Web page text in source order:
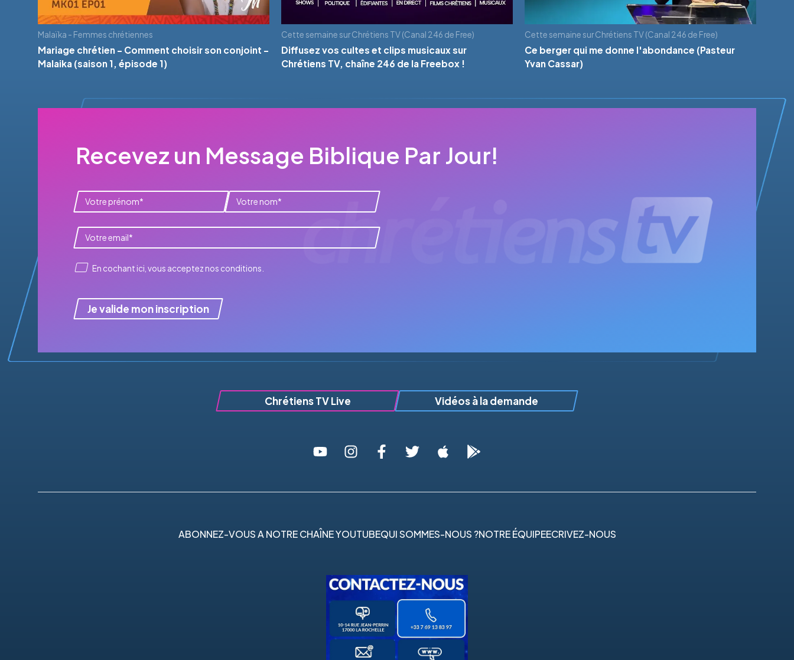
Malaïka - Femmes chrétiennes
Mariage chrétien - Comment choisir son conjoint -
Malaika (saison 1, épisode 1)
Cette semaine sur Chrétiens TV (Canal 246 de Free)
Diffusez vos cultes et clips musicaux sur
Chrétiens TV, chaîne 246 de la Freebox !
Cette semaine sur Chrétiens TV (Canal 246 de Free)
Ce berger qui me donne l'abondance (Pasteur
Yvan Cassar)
Recevez un Message Biblique Par Jour!
En cochant ici, vous acceptez nos conditions
Je valide mon inscription
Chrétiens TV Live Vidéos à la demande
ABONNEZ-VOUS A NOTRE CHAÎNE YOUTUBEQUI SOMMES-NOUS ?NOTRE ÉQUIPEECRIVEZ-NOUS